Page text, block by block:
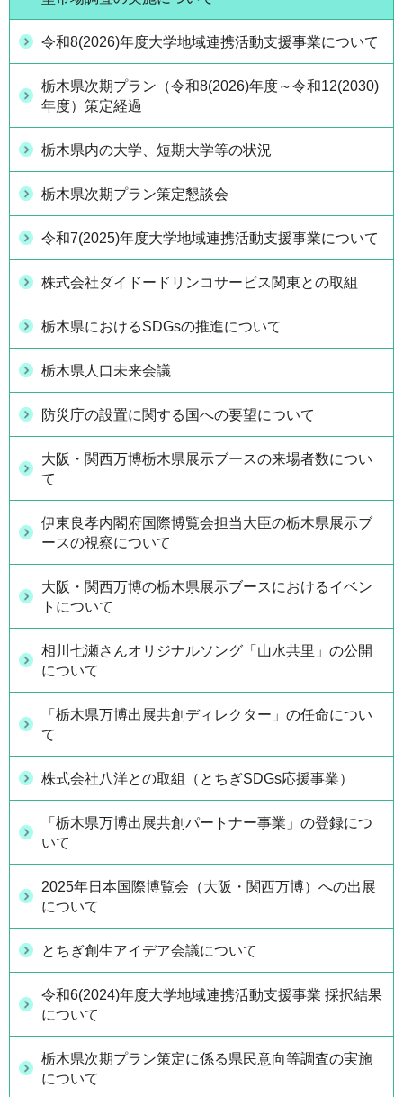
令和8(2026)年度大学地域連携活動支援事業について
栃木県次期プラン（令和8(2026)年度～令和12(2030)
年度）策定経過
栃木県内の大学、短期大学等の状況
栃木県次期プラン策定懇談会
令和7(2025)年度大学地域連携活動支援事業について
株式会社ダイドードリンコサービス関東との取組
栃木県におけるSDGsの推進について
栃木県人口未来会議
防災庁の設置に関する国への要望について
大阪・関西万博栃木県展示ブースの来場者数につい
て
伊東良孝内閣府国際博覧会担当大臣の栃木県展示ブ
ースの視察について
大阪・関西万博の栃木県展示ブースにおけるイベン
トについて
相川七瀬さんオリジナルソング「山水共里」の公開
について
「栃木県万博出展共創ディレクター」の任命につい
て
株式会社八洋との取組（とちぎSDGs応援事業）
「栃木県万博出展共創パートナー事業」の登録につ
いて
2025年日本国際博覧会（大阪・関西万博）への出展
について
とちぎ創生アイデア会議について
令和6(2024)年度大学地域連携活動支援事業 採択結果
について
栃木県次期プラン策定に係る県民意向等調査の実施
について